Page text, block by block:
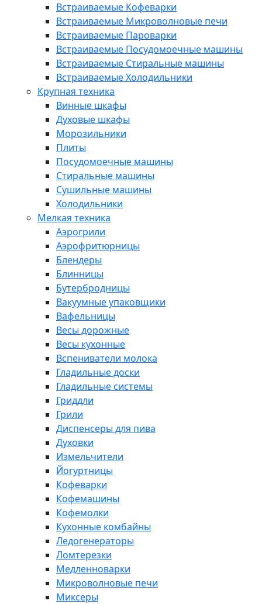
Встраиваемые Кофеварки
Встраиваемые Микроволновые печи
Встраиваемые Пароварки
Встраиваемые Посудомоечные машины
Встраиваемые Стиральные машины
Встраиваемые Холодильники
Крупная техника
Винные шкафы
Духовые шкафы
Морозильники
Плиты
Посудомоечные машины
Стиральные машины
Сушильные машины
Холодильники
Мелкая техника
Аэрогрили
Аэрофритюрницы
Блендеры
Блинницы
Бутербродницы
Вакуумные упаковщики
Вафельницы
Весы дорожные
Весы кухонные
Вспениватели молока
Гладильные доски
Гладильные системы
Гриддли
Грили
Диспенсеры для пива
Духовки
Измельчители
Йогуртницы
Кофеварки
Кофемашины
Кофемолки
Кухонные комбайны
Ледогенераторы
Ломтерезки
Медленноварки
Микроволновые печи
Миксеры